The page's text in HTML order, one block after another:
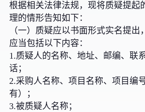
根据相关法律法规，现将质疑提起
理的情形告知如下：
（一）质疑应以书面形式实名提出
应当包括以下内容：
1.质疑人的名称、地址、邮编、联
话；
2.采购人名称、项目名称、项目编
有）；
3.被质疑人名称；